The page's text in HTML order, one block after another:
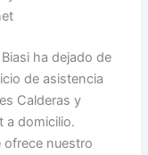
ha dejado de
de asistencia
Calderas y
a domicilio.
ofrece nuestro